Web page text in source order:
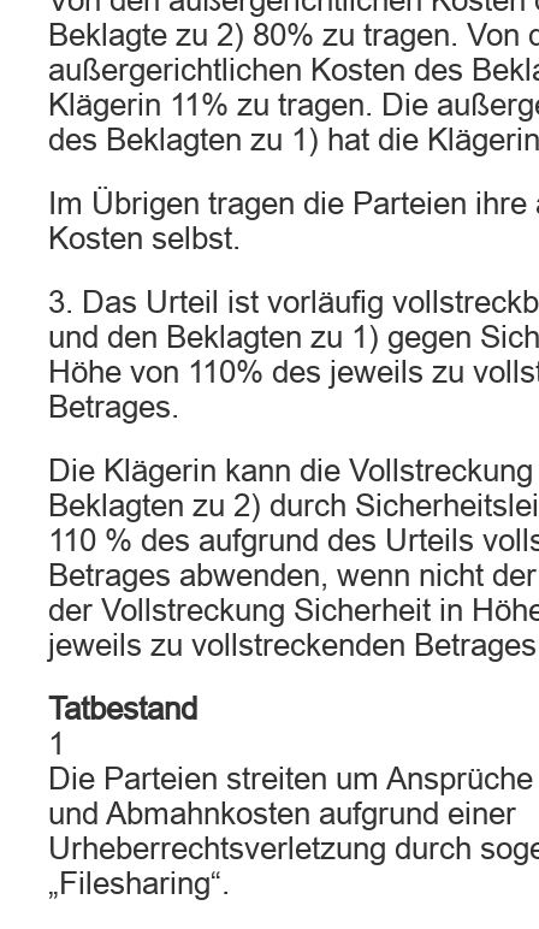
Beklagte zu 2) 80% zu tragen. Von
außergerichtlichen Kosten des
Klägerin 11% zu tragen. Die
des Beklagten zu 1) hat die
Im Übrigen tragen die Parteien
Kosten selbst.
3. Das Urteil ist vorläufig
und den Beklagten zu 1) gegen
Höhe von 110% des jeweils zu
Betrages.
Die Klägerin kann die
Beklagten zu 2) durch
110 % des aufgrund des Urteils
Betrages abwenden, wenn nicht
der Vollstreckung Sicherheit in
jeweils zu vollstreckenden
Tatbestand
1
Die Parteien streiten um
und Abmahnkosten aufgrund einer
Urheberrechtsverletzung durch
„Filesharing“.